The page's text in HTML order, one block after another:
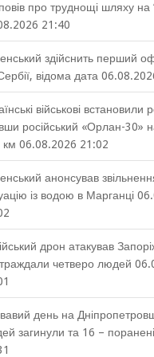
про труднощі шляху на
21:40
здійснить перший
відома дата
військові встановили
російський «Орлан-30»
км 06.08.2026 21:02
анонсував
із водою в Марганці
дрон атакував
четверо людей
день на
загинули та 16 – поранені